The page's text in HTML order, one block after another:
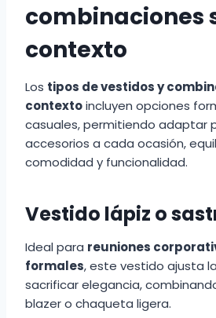
combinaciones
contexto
Los tipos de vestidos y
contextoincluyen opciones
casuales, permitiendo adaptar
accesorios a cada ocasión,
comodidad y funcionalidad.
Vestido lápiz o
Ideal para reuniones
formales, este vestido ajusta
sacrificar elegancia,
blazer o chaqueta ligera.